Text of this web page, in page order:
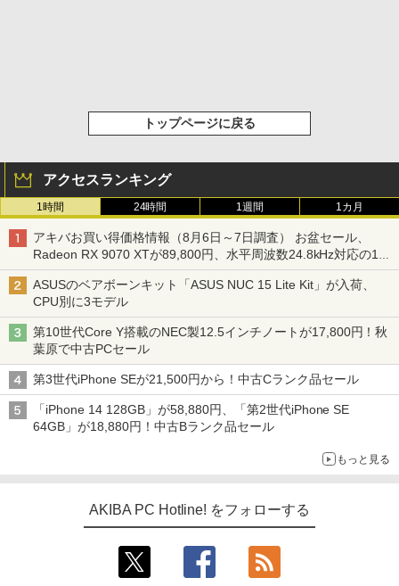
トップページに戻る
アクセスランキング
1時間 24時間 1週間 1カ月
アキバお買い得価格情報（8月6日～7日調査） お盆セール、
Radeon RX 9070 XTが89,800円、水平周波数24.8kHz対応の17
型モニターが9,801円、暑さ指数連動セール ほか
ASUSのベアボーンキット「ASUS NUC 15 Lite Kit」が入荷、
CPU別に3モデル
第10世代Core Y搭載のNEC製12.5インチノートが17,800円！秋
葉原で中古PCセール
第3世代iPhone SEが21,500円から！中古Cランク品セール
「iPhone 14 128GB」が58,880円、「第2世代iPhone SE
64GB」が18,880円！中古Bランク品セール
もっと見る
AKIBA PC Hotline! をフォローする